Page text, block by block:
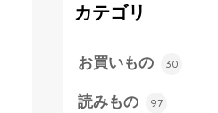
カテゴリ
お買いもの 30
読みもの 97